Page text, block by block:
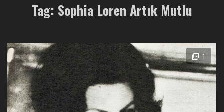
Tag: Sophia Loren Artık Mutlu
1